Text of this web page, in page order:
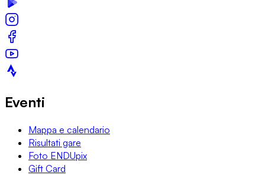
Eventi
Mappa e calendario
Risultati gare
Foto ENDUpix
Gift Card